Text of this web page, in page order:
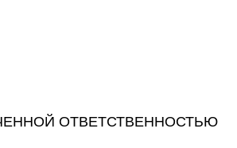
ОТВЕТСТВЕННОСТЬЮ